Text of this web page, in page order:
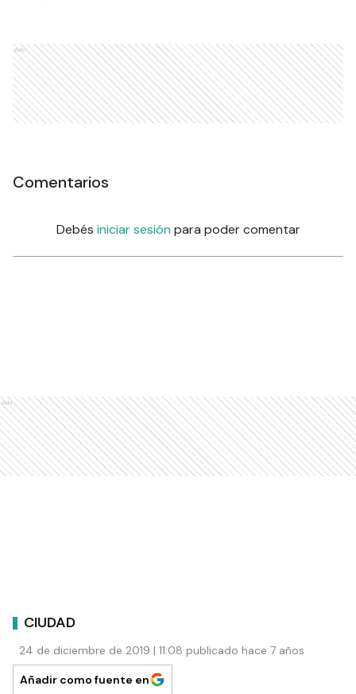
Ads
Comentarios
Debés iniciar sesión para poder comentar
Ads
CIUDAD
24 de diciembre de 2019 | 11:08 publicado hace 7 años
Añadir como fuente en